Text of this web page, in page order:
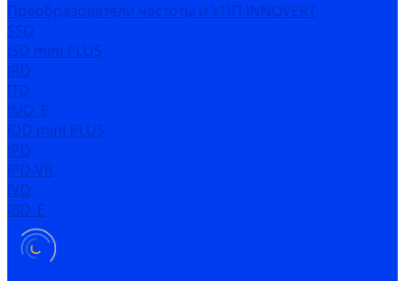
Преобразователи частоты и УПП INNOVERT
SSD
ISD mini PLUS
IRD
ITD
IMD_E
IDD mini PLUS
IPD
IРD-VR
IVD
IBD_E